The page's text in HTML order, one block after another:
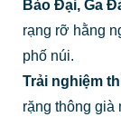
Bảo Đại, Ga
rạng rỡ hằng
phố núi.
Trải nghiệm
rặng thông già